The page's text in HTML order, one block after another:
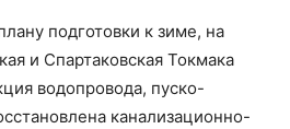
подготовки к зиме, на
и Спартаковская Токмака
водопровода, пуско-
канализационно-